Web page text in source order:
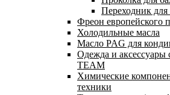
Переходник для
Фреон европейского
Холодильные масла
Масло PAG для
Одежда и
TEAM
Химические
техники